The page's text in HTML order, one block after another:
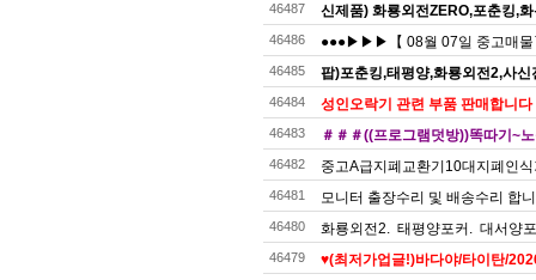
46487 신제품) 화룡외전ZERO,포춘킹,
46486 ●●●▶▶▶【 08월 07일 중고매
46485 팝)포춘킹,태평양,화룡외전2,사
46484 성인오락기 관련 부품 판매합니다
46483 ＃＃＃((프로그램덧방))똑따기~
46482 중고A급지폐교환기10대지폐인
46481 모니터 출장수리 및 배송수리 합
46480 화룡외전2. 태평양포커. 대서양
46479 ♥️(최저가업글!)바다야/타이탄/